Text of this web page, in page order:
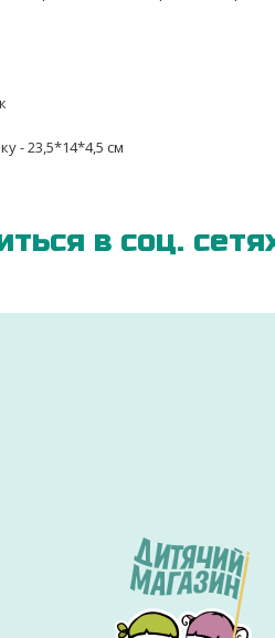
- 23,5*14*4,5 см
в соц.